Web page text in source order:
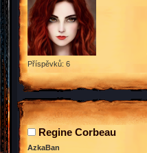
Příspěvků: 6
Regine Corbeau
AzkaBan